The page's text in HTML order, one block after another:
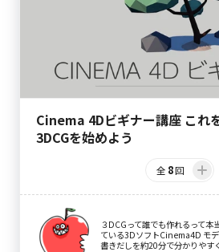
Cinema 4Dビギナー講座 これ
3DCGを始めよう
全 8回
３DCGって誰でも作れるって本
ている3DソフトCinema4D モデ
書きだしを約20分で分かりやす